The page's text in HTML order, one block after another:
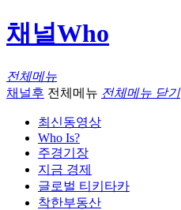
채널Who
전체메뉴
채널후 전체메뉴 전체메뉴 닫기
최신동영상
Who Is?
주경기장
지금 경제
글로벌 티키타카
착한부동산